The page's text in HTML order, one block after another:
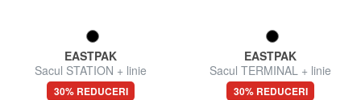
EASTPAK
Sacul STATION + linie
30% REDUCERI
EASTPAK
Sacul TERMINAL + linie
30% REDUCERI